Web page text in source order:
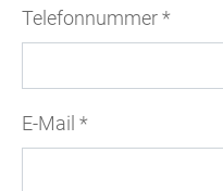
Telefonnummer*
E-Mail *